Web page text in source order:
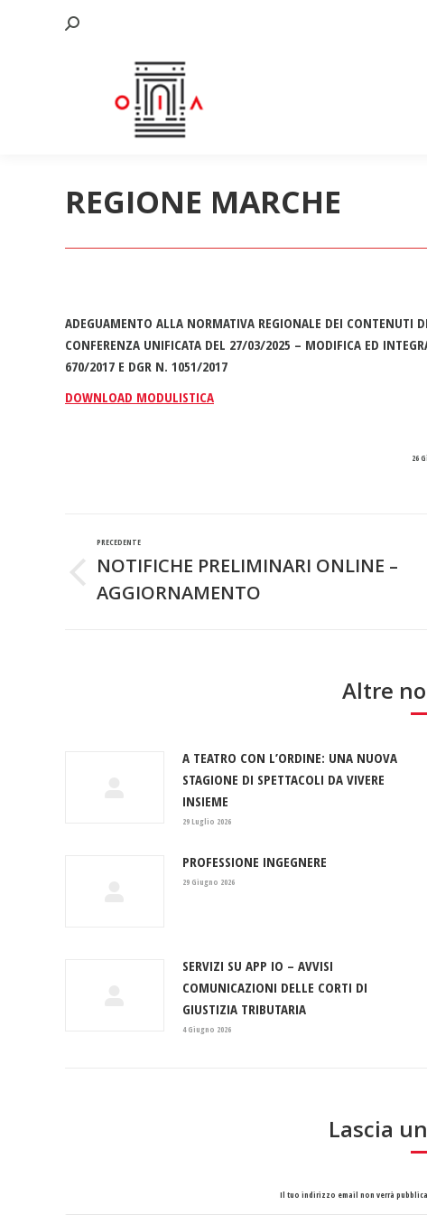
Cerca:
REGIONE MARCHE
ADEGUAMENTO ALLA NORMATIVA REGIONALE DEI CONTENUTI
CONFERENZA UNIFICATA DEL 27/03/2025 – MODIFICA ED
670/2017 E DGR N. 1051/2017
DOWNLOAD MODULISTICA
26
Naviga
tra
PRECEDENTE
precedente:
NOTIFICHE PRELIMINARI ONLINE –
AGGIORNAMENTO
Altre
A TEATRO CON L’ORDINE: UNA NUOVA
STAGIONE DI SPETTACOLI DA VIVERE
INSIEME
29 Luglio 2026
PROFESSIONE INGEGNERE
29 Giugno 2026
SERVIZI SU APP IO – AVVISI
COMUNICAZIONI DELLE CORTI DI
GIUSTIZIA TRIBUTARIA
4 Giugno 2026
Lascia
Il tuo indirizzo email non verrà